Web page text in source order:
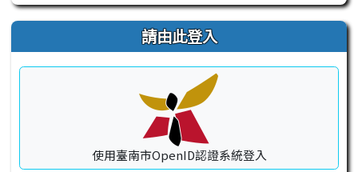
請由此登入
使用臺南市OpenID認證系統登入